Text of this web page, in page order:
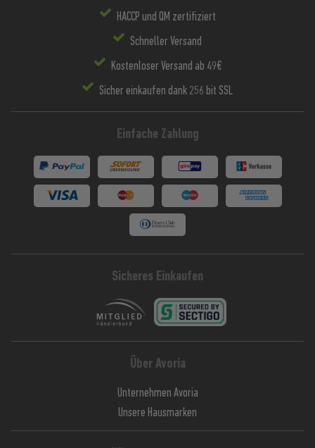
HACCP und QM zertifiziert
Schneller Versand
Kostenloser Versand ab 49€
Sicher einkaufen dank 256 bit SSL
Einfache Zahlung
Sicheres Einkaufen
Über Avoria
Unternehmen Avoria
Unsere Hausmarken